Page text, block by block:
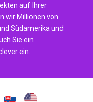
auf Ihrer
wir Millionen von
Südamerika und
Sie ein
ein.